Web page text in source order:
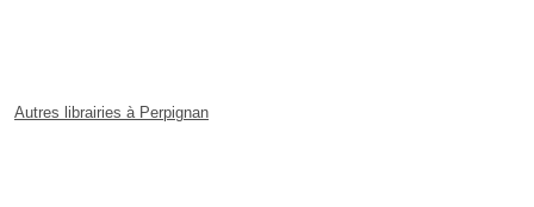
Autres librairies à Perpignan